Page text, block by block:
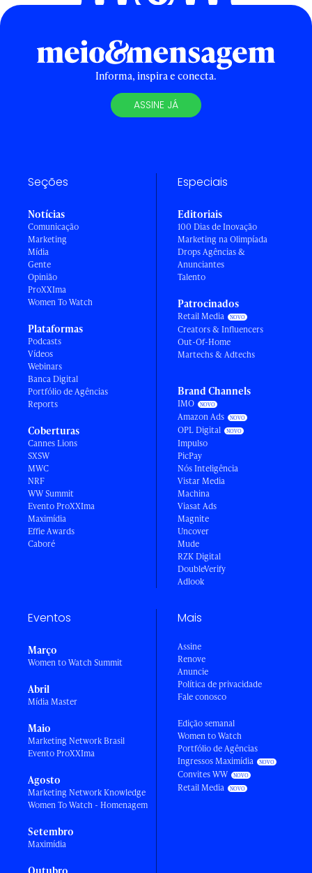
Informa, inspira e conecta.
ASSINE JÁ
Seções
Notícias
Comunicação
Marketing
Mídia
Gente
Opinião
ProXXIma
Women To Watch
Plataformas
Podcasts
Vídeos
Webinars
Banca Digital
Portfólio de Agências
Reports
Coberturas
Cannes Lions
SXSW
MWC
NRF
WW Summit
Evento ProXXIma
Maximídia
Effie Awards
Caboré
Especiais
Editoriais
100 Dias de Inovação
Marketing na Olimpíada
Drops Agências &
Anunciantes
Talento
Patrocinados
Retail Media
Creators & Influencers
Out-Of-Home
Martechs & Adtechs
Brand Channels
IMO
Amazon Ads
OPL Digital
Impulso
PicPay
Nós Inteligência
Vistar Media
Machina
Viasat Ads
Magnite
Uncover
Mude
RZK Digital
DoubleVerify
Adlook
Eventos
Março
Women to Watch Summit
Abril
Mídia Master
Maio
Marketing Network Brasil
Evento ProXXIma
Agosto
Marketing Network Knowledge
Women To Watch - Homenagem
Setembro
Maximídia
Mais
Assine
Renove
Anuncie
Política de privacidade
Fale conosco
Edição semanal
Women to Watch
Portfólio de Agências
Ingressos Maximídia
Convites WW
Retail Media